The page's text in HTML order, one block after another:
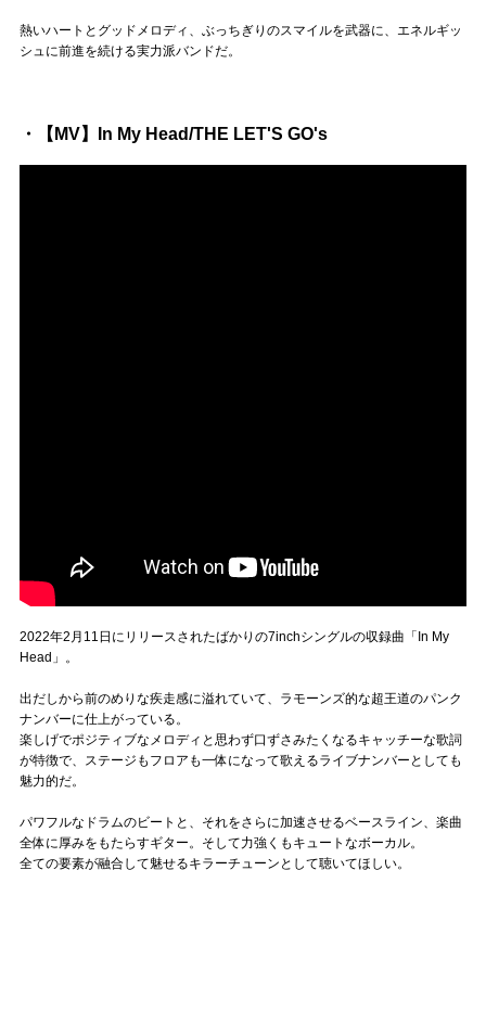
熱いハートとグッドメロディ、ぶっちぎりのスマイルを武器に、エネルギッ
シュに前進を続ける実力派バンドだ。
・【MV】In My Head/THE LET'S GO's
2022年2月11日にリリースされたばかりの7inchシングルの収録曲「In My
Head」。
出だしから前のめりな疾走感に溢れていて、ラモーンズ的な超王道のパンク
ナンバーに仕上がっている。
楽しげでポジティブなメロディと思わず口ずさみたくなるキャッチーな歌詞
が特徴で、ステージもフロアも一体になって歌えるライブナンバーとしても
魅力的だ。
パワフルなドラムのビートと、それをさらに加速させるベースライン、楽曲
全体に厚みをもたらすギター。そして力強くもキュートなボーカル。
全ての要素が融合して魅せるキラーチューンとして聴いてほしい。